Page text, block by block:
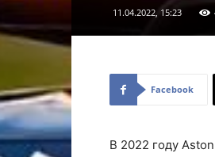
11.04.2022, 15:23
Facebook
В 2022 году